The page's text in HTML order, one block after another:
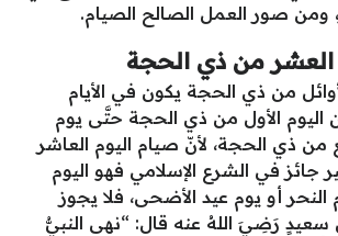
ومن صور العمل الصالح الصيام.
العشر من ذي الحجة
من ذي الحجة يكون في الأيام
اليوم الأول من ذي الحجة حتَّى يوم
من ذي الحجة، لأنّ صيام اليوم العاشر
في الشرع الإسلامي فهو اليوم
أو يوم عيد الأضحى، فلا يجوز
سعيدٍ رَضِيَ اللهُ عنه قال: “نهى النبيُّ